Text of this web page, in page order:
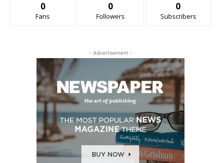
0
Fans
0
Followers
0
Subscribers
- Advertisement -